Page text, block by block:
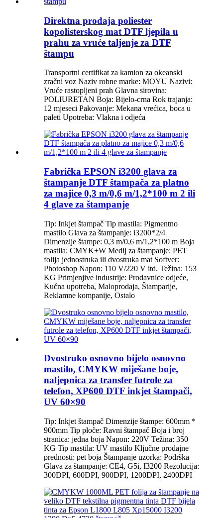
Direktna prodaja poliester
kopolisterskog mat DTF ljepila u
prahu za vruće taljenje za DTF
štampu
Transportni certifikat za kamion za okeanski
zračni voz Naziv robne marke: MOYU Nazivi:
Vruće rastopljeni prah Glavna sirovina:
POLIURETAN Boja: Bijelo-crna Rok trajanja:
12 mjeseci Pakovanje: Mekana vrećica, boca u
paleti Upotreba: Vlakna i odjeća
Fabrička EPSON i3200 glava za
štampanje DTF štampača za platno
za majice 0,3 m/0,6 m/1,2*100 m 2 ili
4 glave za štampanje
Tip: Inkjet štampač Tip mastila: Pigmentno
mastilo Glava za štampanje: i3200*2/4
Dimenzije štampe: 0,3 m/0,6 m/1,2*100 m Boja
mastila: CMYK+W Medij za štampanje: PET
folija jednostruka ili dvostruka mat Softver:
Photoshop Napon: 110 V/220 V itd. Težina: 153
KG Primjenjive industrije: Prodavnice odjeće,
Kućna upotreba, Maloprodaja, Štamparije,
Reklamne kompanije, Ostalo
Dvostruko osnovno bijelo osnovno
mastilo, CMYKW miješane boje,
naljepnica za transfer futrole za
telefon, XP600 DTF inkjet štampači,
UV 60×90
Tip: Inkjet štampač Dimenzije štampe: 600mm *
900mm Tip ploče: Ravni štampač Boja i broj
stranica: jedna boja Napon: 220V Težina: 350
KG Tip mastila: UV mastilo Ključne prodajne
prednosti: pet boja Štampanje uzorka: Podrška
Glava za štampanje: CE4, G5i, I3200 Rezolucija:
300DPI, 600DPI, 900DPI, 1200DPI, 2400DPI